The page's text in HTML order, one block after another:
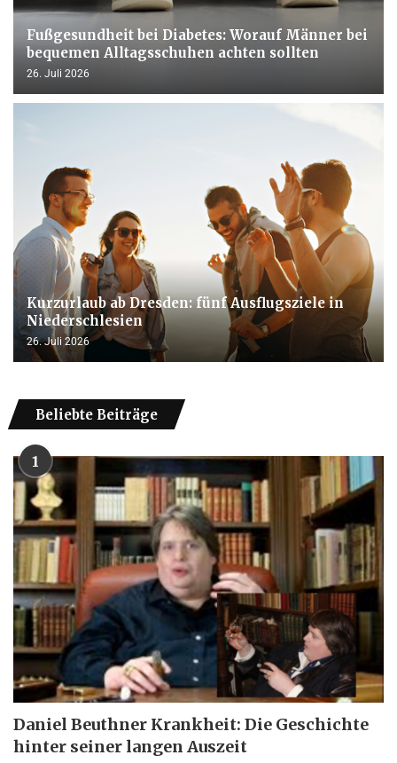
Fußgesundheit bei Diabetes: Worauf Männer bei
bequemen Alltagsschuhen achten sollten
26. Juli 2026
Kurzurlaub ab Dresden: fünf Ausflugsziele in
Niederschlesien
26. Juli 2026
Beliebte Beiträge
1
Daniel Beuthner Krankheit: Die Geschichte
hinter seiner langen Auszeit